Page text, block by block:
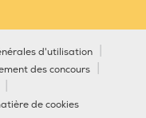
d'utilisation
des concours
de cookies